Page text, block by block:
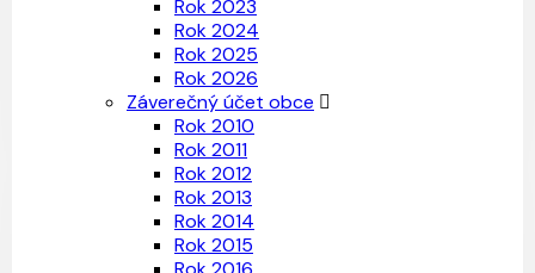
Rok 2023
Rok 2024
Rok 2025
Rok 2026
Záverečný účet obce
Rok 2010
Rok 2011
Rok 2012
Rok 2013
Rok 2014
Rok 2015